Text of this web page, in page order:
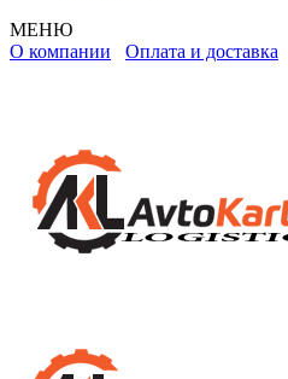
МЕНЮ
О компании Оплата и доставка